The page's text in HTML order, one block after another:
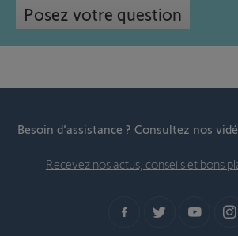
Posez votre question
Besoin d’assistance ? Consultez nos
Recevez nos actus, conseils et bons